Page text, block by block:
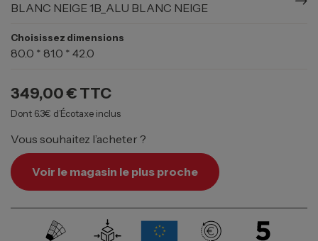
BLANC NEIGE 1B_ALU BLANC NEIGE
Choisissez dimensions
80.0 * 81.0 * 42.0
349,00 € TTC
Dont 6.3€ d’Écotaxe inclus
Vous souhaitez l’acheter ?
Voir le magasin le plus proche